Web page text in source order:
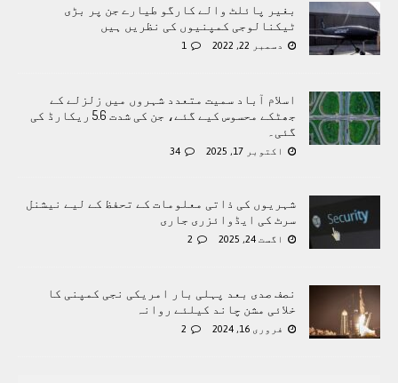
بغیر پائلٹ والے کارگو طیارے جن پر بڑی
ٹیکنالوجی کمپنیوں کی نظریں ہیں
دسمبر 22, 2022 1
اسلام آباد سمیت متعدد شہروں میں زلزلے کے
جھٹکے محسوس کیے گئے، جن کی شدت 5.6 ریکارڈ کی
گئی۔
اکتوبر 17, 2025 34
شہریوں کی ذاتی معلومات کے تحفظ کے لیے نیشنل
سرٹ کی ایڈوائزری جاری
اگست 24, 2025 2
نصف صدی بعد پہلی بار امریکی نجی کمپنی کا
خلائی مشن چاند کیلئے روانہ
فروری 16, 2024 2